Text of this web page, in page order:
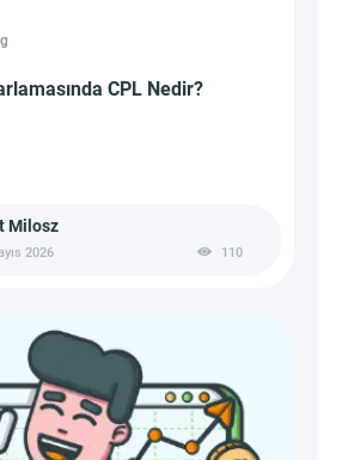
CPL Nedir?
Milosz
2026 110